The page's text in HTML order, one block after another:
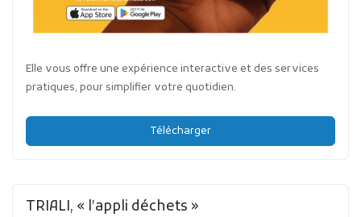
Elle vous offre une expérience interactive et des services
pratiques, pour simplifier votre quotidien.
Télécharger
TRIALI, « l’appli déchets »